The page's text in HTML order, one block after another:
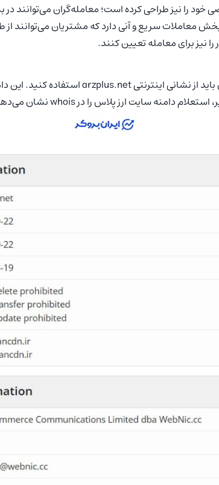
خود را نیز طراحی کرده است؛ معامله‌گران می‌توانند
معاملات سریع و آنی دارد که مشتریان می‌توانند از
نیز برای معامله تعیین کنند.